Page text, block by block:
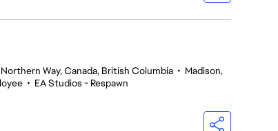
Way, Canada, British Columbia • Madison,
• EA Studios - Respawn